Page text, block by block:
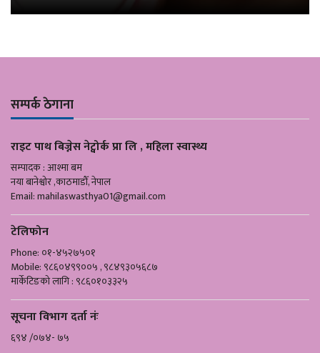
सम्पर्क ठेगाना
राइट पाथ बिज्नेस नेट्वोर्क प्रा लि , महिला स्वास्थ्य
सम्पादक : आश्मा बम
नया बानेश्वोर ,काठमाडौँ, नेपाल
Email:mahilaswasthya01@gmail.com
टेलिफोन
Phone: ०१-४५२७५०१
Mobile: ९८६०४९९००५ , ९८४९३०५६८७
मार्केटिङको लागि : ९८६०१०३३२५
सूचना विभाग दर्ता नंः
६९४ /०७४- ७५